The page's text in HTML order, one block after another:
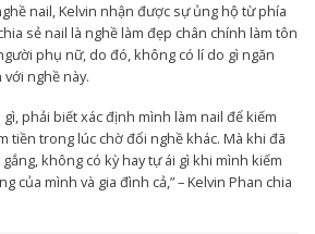
nail, Kelvin nhận được sự ủng hộ từ phía
sẻ nail là nghề làm đẹp chân chính làm tôn
phụ nữ, do đó, không có lí do gì ngăn
nghề này.
phải biết xác định mình làm nail để kiếm
tiền trong lúc chờ đổi nghề khác. Mà khi đã
không có kỳ hay tự ái gì khi mình kiếm
của mình và gia đình cả,” – Kelvin Phan chia